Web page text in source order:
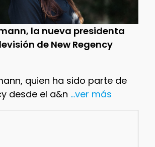
la nueva presidenta
de New Regency
quien ha sido parte de
desde el a&n ...ver más